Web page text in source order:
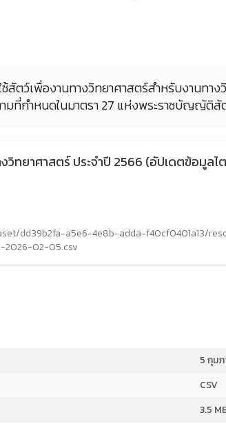
ตว์เพื่องานทางวิทยาศาสตร์สำหรับงานทา
มที่กำหนดในมาตรา 27 แห่งพระราชบัญญัติ
วิทยาศาสตร์ ประจำปี 2566 (อัปเดตข้อมูล
dd39b2fa-a5e6-4e8b-adda-f40cf0401a13/
2026-02-05.csv
5 กุม
CSV
3.5